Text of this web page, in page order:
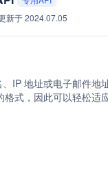
新于 2024.07.05
IP 地址或电子邮件
式，因此可以轻松适